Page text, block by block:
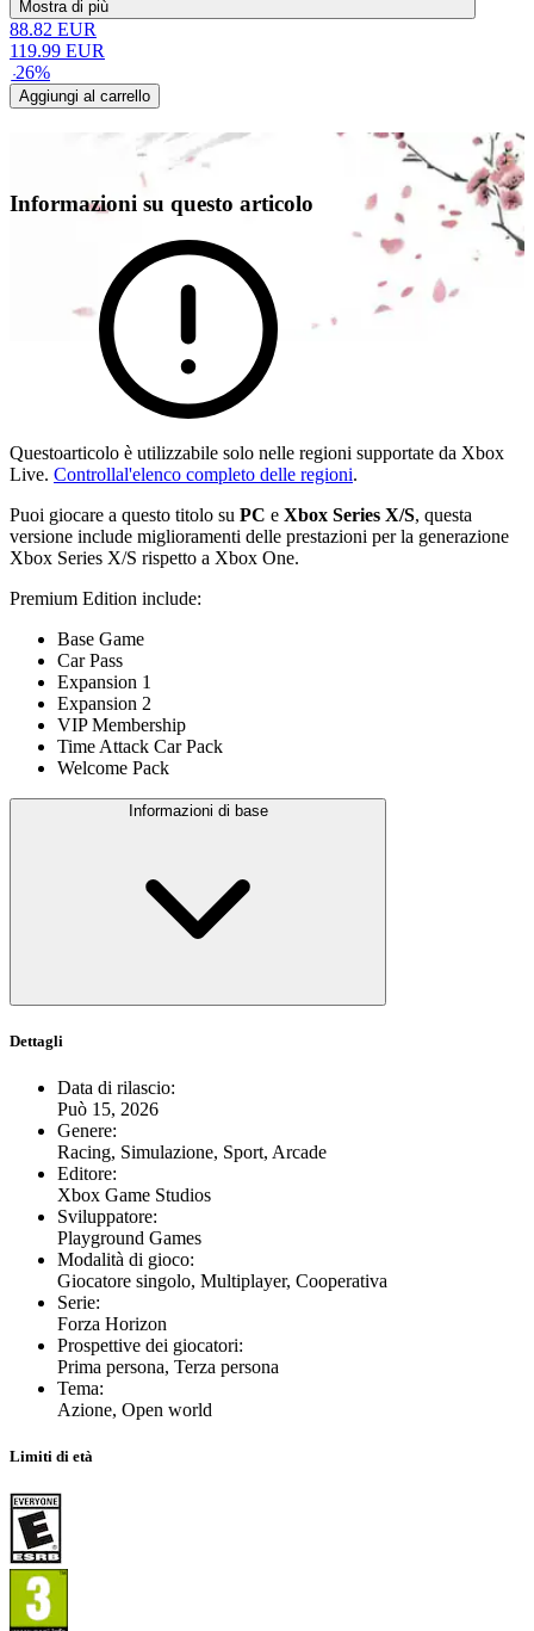
Mostra di più
88.82 EUR
119.99 EUR
-26%
Aggiungi al carrello
Informazioni su questo articolo
Questoarticolo è utilizzabile solo nelle regioni supportate da Xbox
Live. Controllal'elenco completo delle regioni.
Puoi giocare a questo titolo su PC e Xbox Series X/S, questa
versione include miglioramenti delle prestazioni per la generazione
Xbox Series X/S rispetto a Xbox One.
Premium Edition include:
Base Game
Car Pass
Expansion 1
Expansion 2
VIP Membership
Time Attack Car Pack
Welcome Pack
Informazioni di base
Dettagli
Data di rilascio:
Può 15, 2026
Genere:
Racing, Simulazione, Sport, Arcade
Editore:
Xbox Game Studios
Sviluppatore:
Playground Games
Modalità di gioco:
Giocatore singolo, Multiplayer, Cooperativa
Serie:
Forza Horizon
Prospettive dei giocatori:
Prima persona, Terza persona
Tema:
Azione, Open world
Limiti di età